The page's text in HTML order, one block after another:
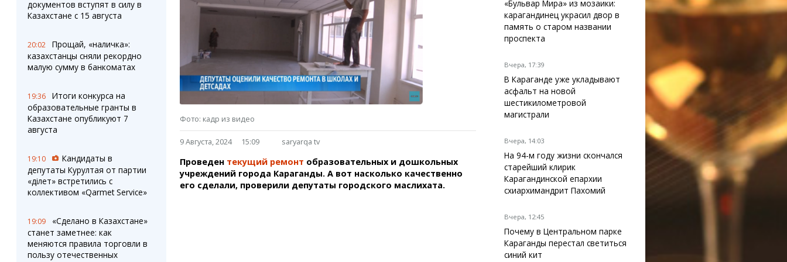
Штрихи
Фотокомиксы
Ешкин гороскоп
Пробки
Организации
Мой участковый
Перекрытие дорог
Темиртау
Балхаш
Жезказган
Фото
Видео
3D-тур
Сервисы
Переводчик
Справочник
Расписание транспорта
Экстренные службы
Каталог компаний
Купить шины, легко!
документов вступят в силу в
Казахстане с 15 августа
20:02
Прощай, «наличка»:
казахстанцы сняли рекордно
малую сумму в банкоматах
19:36
Итоги конкурса на
образовательные гранты в
Казахстане опубликуют 7
августа
19:10
Кандидаты в
депутаты Курултая от партии
«Әділет» встретились с
коллективом «Qarmet Service»
19:09
«Сделано в Казахстане»
станет заметнее: как
меняются правила торговли в
пользу отечественных
Фото: кадр из видео
9 Августа, 2024 15:09 saryarqa tv
Проведен текущий ремонт образовательных и дошкольных
учреждений города Караганды. А вот насколько качественно
его сделали, проверили депутаты городского маслихата.
«Бульвар Мира» из мозаики:
карагандинец украсил двор в
память о старом названии
проспекта
Вчера, 17:39
В Караганде уже укладывают
асфальт на новой
шестикилометровой
магистрали
Вчера, 14:03
На 94-м году жизни скончался
старейший клирик
Карагандинской епархии
схиархимандрит Пахомий
Вчера, 12:45
Почему в Центральном парке
Караганды перестал светиться
синий кит